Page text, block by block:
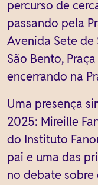
percurso de
passando pela
Avenida Sete de
São Bento,
encerrando na
Uma presença
2025: Mireille
do Instituto
pai e uma das
no debate sobre